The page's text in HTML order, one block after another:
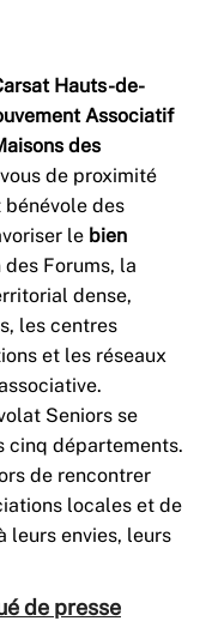
Hauts-de-
Associatif
des
de proximité
bénévole des
le bien
Forums, la
dense,
les centres
et les réseaux
Seniors se
cinq départements.
de rencontrer
locales et de
leurs envies, leurs
de presse